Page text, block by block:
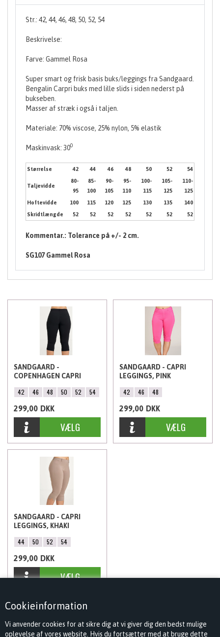
Cookieinformation
Vi anvender cookies for at sikre dig at vi giver dig den bedst mulige
oplevelse af vores website. Hvis du fortsætter med at bruge dette
Str.: 42, 44, 46, 48, 50, 52, 54
Beskrivelse:
Farve: Gammel Rosa
Super smart og frisk basis buks/leggings fra Sandgaard.
Bengalin Carpri buks med lille slids i siden nederst på
bukseben.
Masser af stræk i også i taljen.
Materiale: 70% viscose, 25% nylon, 5% elastik
Maskinvask: 300
Størrelse 42 44 46 48 50 52 54
Taljevidde
80-
95
85-
100
90-
105
95-
110
100-
115
105-
125
110-
125
Hoftevidde
100 115 120 125 130 135
140
Skridtlængde
52 52 52 52 52 52 52
Kommentar.: Tolerance på +/- 2 cm.
SG107 Gammel Rosa
SANDGAARD -
COPENHAGEN CAPRI
42 46 48 50 52 54
299,00 DKK
SANDGAARD - CAPRI
LEGGINGS, PINK
42 46 48
299,00 DKK
SANDGAARD - CAPRI
LEGGINGS, KHAKI
44 50 52 54
299,00 DKK